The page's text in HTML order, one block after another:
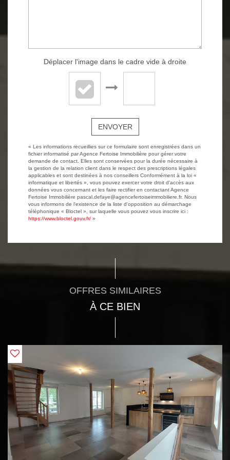
Déplacer l'image dans le cadre vide à droite
ENVOYER
« Les informations recueillies sur ce formulaire sont enregistrées dans un
fichier informatisé par Agence Fertoise Immobilière pour gérer votre
demande de contact. Elles sont conservées pour la durée nécessaire à
la gestion de la relation client dans le respect des prescriptions légales
applicables et sont destinées à nos conseillers Conformément à la loi «
informatique et libertés », vous pouvez exercer votre droit d'accès aux
données vous concernant et les faire rectifier en contactant Agence
Fertoise Immobilière pascal.defaye@agencefertoiseimmobiliere.fr. Nous
vous informons de l'existence de la liste d'opposition au démarchage
téléphonique « Bloctel », sur laquelle vous pouvez vous inscrire ici :
https://www.bloctel.gouv.fr/ »
OFFRES SIMILAIRES
À CE BIEN